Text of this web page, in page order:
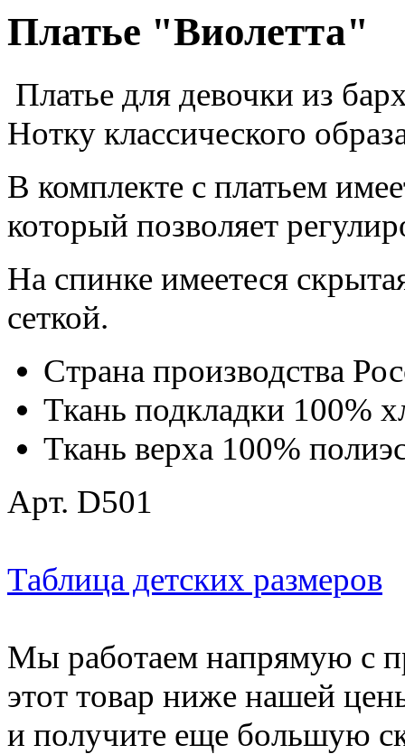
Платье "Виолетта"
Платье для девочки из
Нотку классического
В комплекте с платьем
который позволяет
На спинке имеетеся
сеткой.
Страна производства
Ткань подкладки 100%
Ткань верха 100%
Арт. D501
Таблица детских размеров
Мы работаем напрямую с
этот товар ниже нашей
и получите еще большую